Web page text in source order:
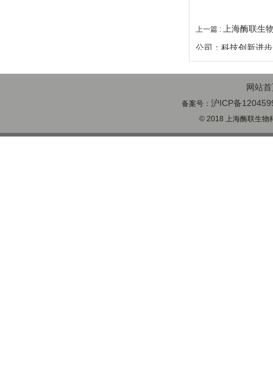
上一篇 :
上海酶联生
公司：科技创新进步
网站
备案号：沪ICP备
© 2018 上海酶联生物